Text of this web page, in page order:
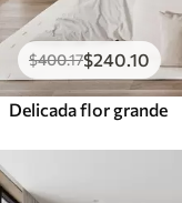
$400.17$240 .10
Delicada flor grande